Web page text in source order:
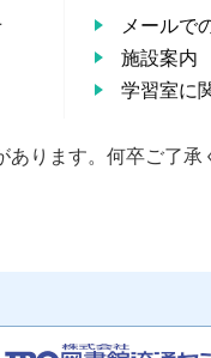
メールで
施設案内
学習室に
ります。何卒ご了承